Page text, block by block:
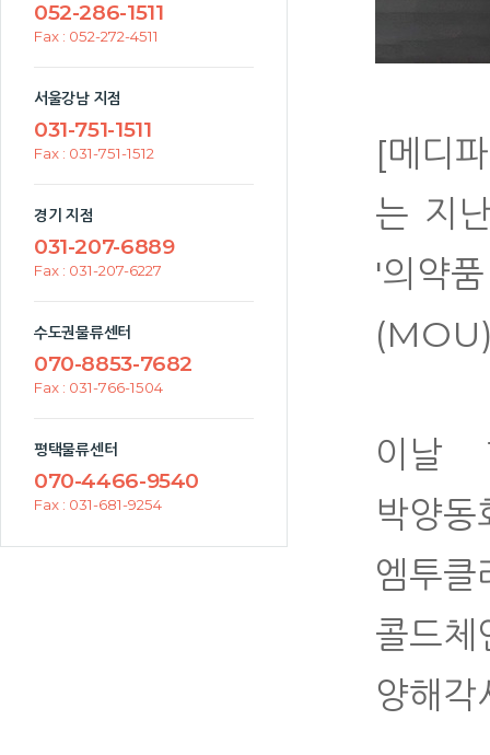
052-286-1511
Fax : 052-272-4511
서울강남 지점
031-751-1511
Fax : 031-751-1512
경기 지점
031-207-6889
Fax : 031-207-6227
수도권물류센터
070-8853-7682
Fax : 031-766-1504
평택물류센터
070-4466-9540
Fax : 031-681-9254
[메디
는 지
'의약
이날
박양
엠투
콜드체
양해각